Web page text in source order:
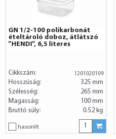
GN 1/2-100 polikarbonát
ételtároló doboz, átlátszó
"HENDI", 6,5 literes
Cikkszám: 1201020109
Hosszúság:
325 mm
Szélesség:
265 mm
Magasság:
100 mm
Bruttó súly:
0.52 kg
hasonlít